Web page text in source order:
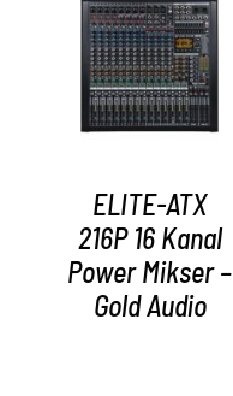
AYRINTILAR
ELITE-ATX
216P 16 Kanal
Power Mikser –
Gold Audio